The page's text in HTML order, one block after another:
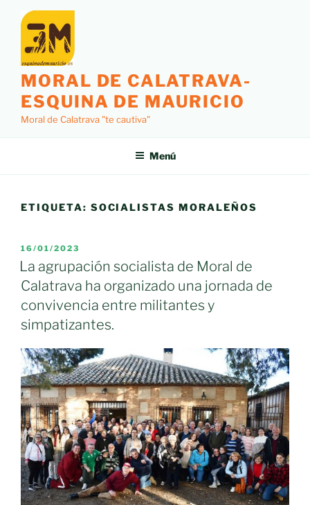
contenido
MORAL DE CALATRAVA-
ESQUINA DE MAURICIO
Moral de Calatrava "te cautiva"
Menú
ETIQUETA: SOCIALISTAS MORALEÑOS
PUBLICADO
EL
16/01/2023
La agrupación socialista de Moral de
Calatrava ha organizado una jornada de
convivencia entre militantes y
simpatizantes.